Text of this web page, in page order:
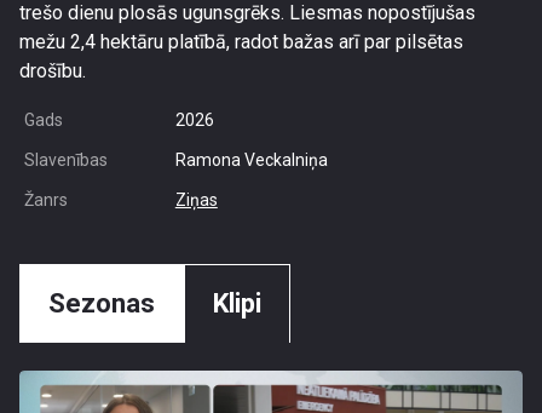
trešo dienu plosās ugunsgrēks. Liesmas nopostījušas
mežu 2,4 hektāru platībā, radot bažas arī par pilsētas
drošību.
Gads 2026
Slavenības Ramona Veckalniņa
Žanrs Ziņas
Sezonas Klipi